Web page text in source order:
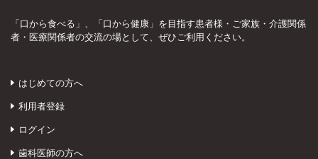
「口から食べる」、「口から健康」を目指す患者様・ご家族・介護関係
者・医療関係者の交流の場として、ぜひご利用ください。
はじめての方へ
利用者登録
ログイン
歯科医師の方へ